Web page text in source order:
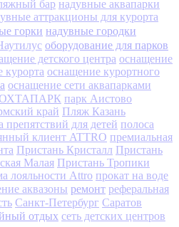
бар надувные аквапарки
аттракционы для курорта
горки надувные городки
оборудование для парков
детского центра оснащение
курорта оснащение курортного
оснащение сети аквапарками
парк Аистово
край Пляж Казань
препятствий для детей полоса
клиент ATTRO премиальная
Пристань Кристалл Пристань
Малая Пристань Тропики
лояльности Attro прокат на воде
аквазоны ремонт реферальная
Санкт-Петербург Саратов
отдых сеть детских центров